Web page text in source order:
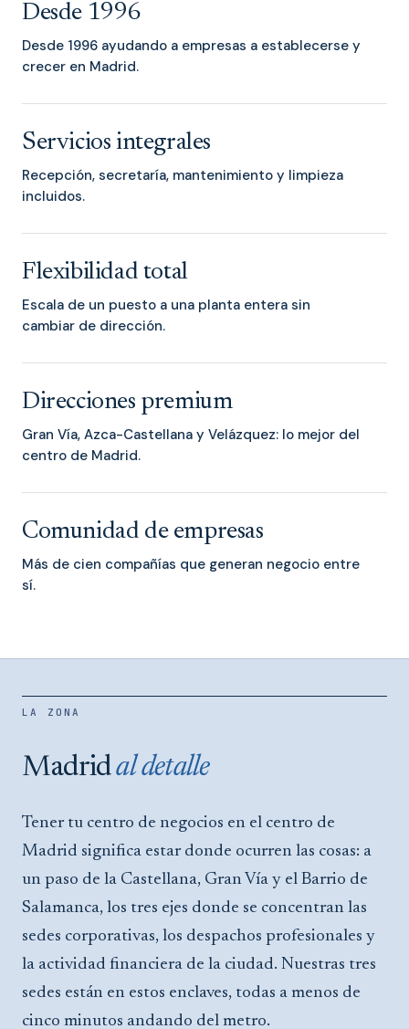
Desde 1996
Desde 1996 ayudando a empresas a establecerse y
crecer en Madrid.
Servicios integrales
Recepción, secretaría, mantenimiento y limpieza
incluidos.
Flexibilidad total
Escala de un puesto a una planta entera sin
cambiar de dirección.
Direcciones premium
Gran Vía, Azca-Castellana y Velázquez: lo mejor del
centro de Madrid.
Comunidad de empresas
Más de cien compañías que generan negocio entre
sí.
LA ZONA
Madridal detalle
Tener tu centro de negocios en el centro de
Madrid significa estar donde ocurren las cosas: a
un paso de la Castellana, Gran Vía y el Barrio de
Salamanca, los tres ejes donde se concentran las
sedes corporativas, los despachos profesionales y
la actividad financiera de la ciudad. Nuestras tres
sedes están en estos enclaves, todas a menos de
cinco minutos andando del metro.